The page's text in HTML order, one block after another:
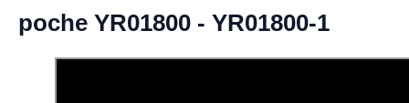
poche YR01800 - YR01800-1